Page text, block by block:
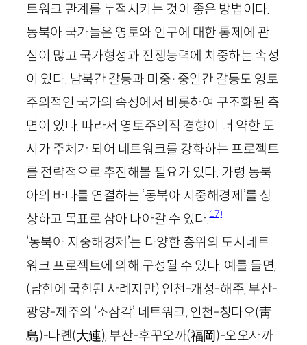
트워크 관계를 누적시키는 것이 좋은 방법이다.
동북아 국가들은 영토와 인구에 대한 통제에 관
심이 많고 국가형성과 전쟁능력에 치중하는 속성
이 있다. 남북간 갈등과 미중·중일간 갈등도 영토
주의적인 국가의 속성에서 비롯하여 구조화된 측
면이 있다. 따라서 영토주의적 경향이 더 약한 도
시가 주체가 되어 네트워크를 강화하는 프로젝트
를 전략적으로 추진해볼 필요가 있다. 가령 동북
아의 바다를 연결하는 ‘동북아 지중해경제’를 상
상하고 목표로 삼아 나아갈 수 있다.17)
‘동북아 지중해경제’는 다양한 층위의 도시네트
워크 프로젝트에 의해 구성될 수 있다. 예를 들면,
(남한에 국한된 사례지만) 인천-개성-해주, 부산-
광양-제주의 ‘소삼각’ 네트워크, 인천-칭다오(靑
島)-다롄(大連), 부산-후꾸오까(福岡)-오오사까